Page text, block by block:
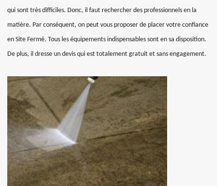
qui sont très difficiles. Donc, il faut rechercher des professionnels en la
matière. Par conséquent, on peut vous proposer de placer votre confiance
en Site Fermé. Tous les équipements indispensables sont en sa disposition.
De plus, il dresse un devis qui est totalement gratuit et sans engagement.